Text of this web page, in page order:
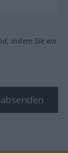
indem Sie ein